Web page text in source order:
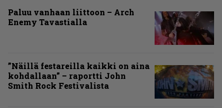
Paluu vanhaan liittoon – Arch
Enemy Tavastialla
”Näillä festareilla kaikki on aina
kohdallaan” – raportti John
Smith Rock Festivalista